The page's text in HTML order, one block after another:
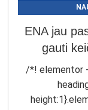
ENA jau
gauti
/*! elementor